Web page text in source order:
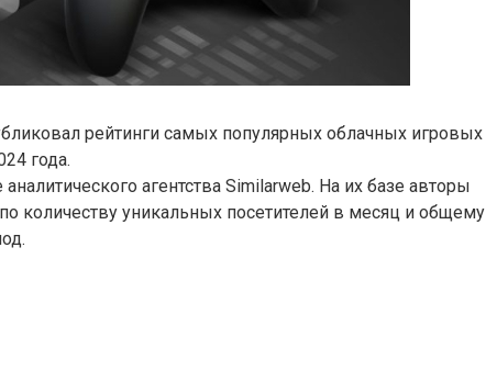
рейтинги самых популярных облачных игровых
года.
агентства Similarweb. На их базе авторы
количеству уникальных посетителей в месяц и общему